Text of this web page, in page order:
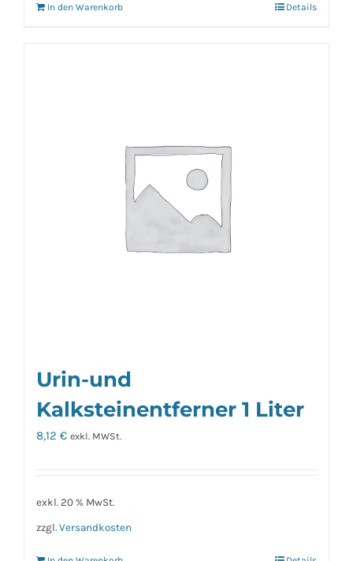
In den Warenkorb Details
Urin-und
Kalksteinentferner 1 Liter
8,12 € exkl. MWSt.
exkl. 20 % MwSt.
zzgl. Versandkosten